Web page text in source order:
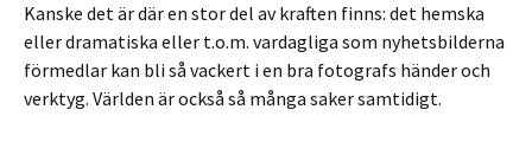
Kanske det är där en stor del av kraften finns: det hemska
eller dramatiska eller t.o.m. vardagliga som nyhetsbilderna
förmedlar kan bli så vackert i en bra fotografs händer och
verktyg. Världen är också så många saker samtidigt.